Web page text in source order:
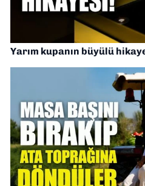
Yarım kupanın büyülü